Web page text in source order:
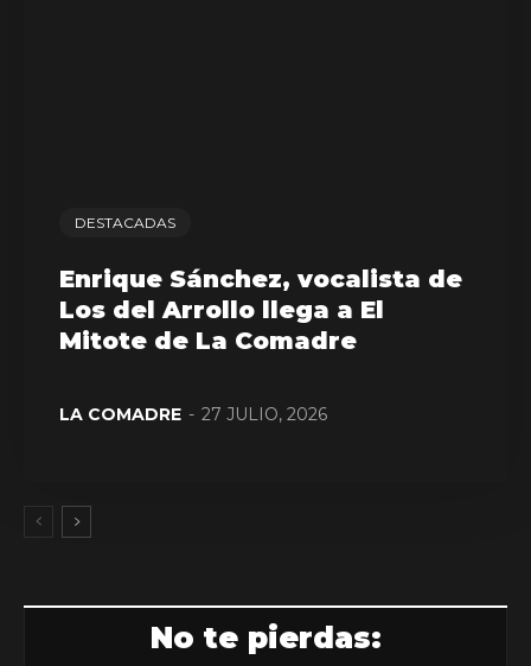
DESTACADAS
Enrique Sánchez, vocalista de
Los del Arrollo llega a El
Mitote de La Comadre
LA COMADRE - 27 JULIO, 2026
No te pierdas: